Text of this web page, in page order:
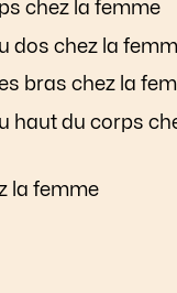
chez la femme
dos chez la
bras chez la
haut du corps
la femme